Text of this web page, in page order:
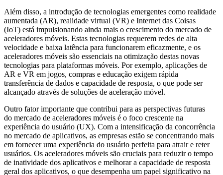
Além disso, a introdução de tecnologias emergentes como realidade
aumentada (AR), realidade virtual (VR) e Internet das Coisas
(IoT) está impulsionando ainda mais o crescimento do mercado de
aceleradores móveis. Estas tecnologias requerem redes de alta
velocidade e baixa latência para funcionarem eficazmente, e os
aceleradores móveis são essenciais na otimização destas novas
tecnologias para plataformas móveis. Por exemplo, aplicações de
AR e VR em jogos, compras e educação exigem rápida
transferência de dados e capacidade de resposta, o que pode ser
alcançado através de soluções de aceleração móvel.
Outro fator importante que contribui para as perspectivas futuras
do mercado de aceleradores móveis é o foco crescente na
experiência do usuário (UX). Com a intensificação da concorrência
no mercado de aplicativos, as empresas estão se concentrando mais
em fornecer uma experiência do usuário perfeita para atrair e reter
usuários. Os aceleradores móveis são cruciais para reduzir o tempo
de inatividade dos aplicativos e melhorar a capacidade de resposta
geral dos aplicativos, o que desempenha um papel significativo na